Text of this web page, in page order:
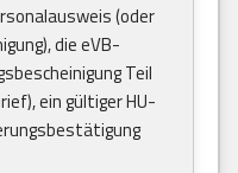
(oder
die eVB-
Teil
ein gültiger HU-